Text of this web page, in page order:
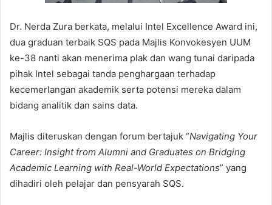
Dr. Nerda Zura berkata, melalui Intel Excellence Award ini,
dua graduan terbaik SQS pada Majlis Konvokesyen UUM
ke-38 nanti akan menerima plak dan wang tunai daripada
pihak Intel sebagai tanda penghargaan terhadap
kecemerlangan akademik serta potensi mereka dalam
bidang analitik dan sains data.
Majlis diteruskan dengan forum bertajuk “Navigating Your
Career: Insight from Alumni and Graduates on Bridging
Academic Learning with Real-World Expectations” yang
dihadiri oleh pelajar dan pensyarah SQS.